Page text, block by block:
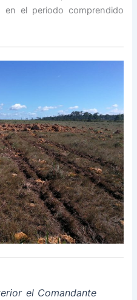
el periodo comprendido
el Comandante